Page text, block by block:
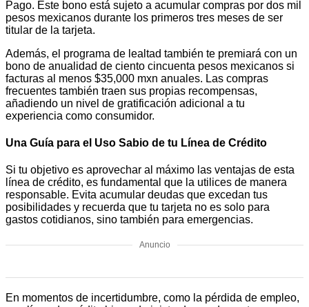
Pago. Este bono está sujeto a acumular compras por dos mil
pesos mexicanos durante los primeros tres meses de ser
titular de la tarjeta.
Además, el programa de lealtad también te premiará con un
bono de anualidad de ciento cincuenta pesos mexicanos si
facturas al menos $35,000 mxn anuales. Las compras
frecuentes también traen sus propias recompensas,
añadiendo un nivel de gratificación adicional a tu
experiencia como consumidor.
Una Guía para el Uso Sabio de tu Línea de Crédito
Si tu objetivo es aprovechar al máximo las ventajas de esta
línea de crédito, es fundamental que la utilices de manera
responsable. Evita acumular deudas que excedan tus
posibilidades y recuerda que tu tarjeta no es solo para
gastos cotidianos, sino también para emergencias.
Anuncio
En momentos de incertidumbre, como la pérdida de empleo,